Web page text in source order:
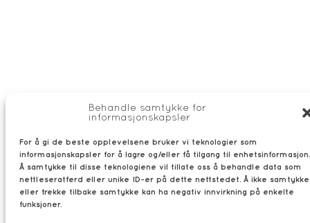
Behandle samtykke for
informasjonskapsler
For å gi de beste opplevelsene bruker vi teknologier som
informasjonskapsler for å lagre og/eller få tilgang til enhetsinformasjon.
Å samtykke til disse teknologiene vil tillate oss å behandle data som
nettleseratferd eller unike ID-er på dette nettstedet. Å ikke samtykke
eller trekke tilbake samtykke kan ha negativ innvirkning på enkelte
funksjoner.